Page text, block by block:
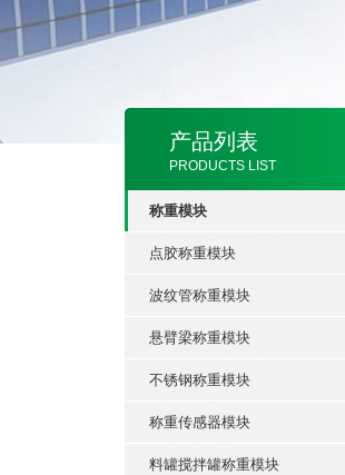
产品列表
PRODUCTS LIST
称重模块
点胶称重模块
波纹管称重模块
悬臂梁称重模块
不锈钢称重模块
称重传感器模块
料罐搅拌罐称重模块